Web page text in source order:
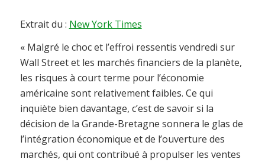
Extrait du : New York Times
« Malgré le choc et l’effroi ressentis vendredi sur
Wall Street et les marchés financiers de la planète,
les risques à court terme pour l’économie
américaine sont relativement faibles. Ce qui
inquiète bien davantage, c’est de savoir si la
décision de la Grande-Bretagne sonnera le glas de
l’intégration économique et de l’ouverture des
marchés, qui ont contribué à propulser les ventes